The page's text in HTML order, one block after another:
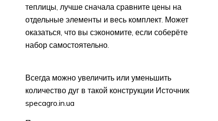
теплицы, лучше сначала сравните цены на
отдельные элементы и весь комплект. Может
оказаться, что вы сэкономите, если соберёте
набор самостоятельно.
Всегда можно увеличить или уменьшить
количество дуг в такой конструкции Источник
specagro.in.ua